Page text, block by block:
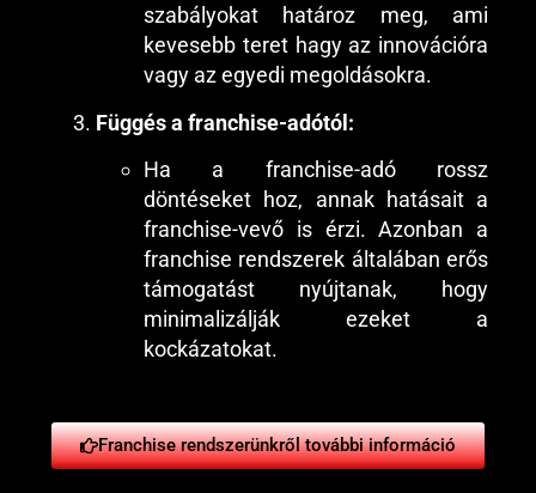
szabályokat határoz meg, ami
kevesebb teret hagy az innovációra
vagy az egyedi megoldásokra.
Függés a franchise-adótól:
Ha a franchise-adó rossz
döntéseket hoz, annak hatásait a
franchise-vevő is érzi. Azonban a
franchise rendszerek általában erős
támogatást nyújtanak, hogy
minimalizálják ezeket a
kockázatokat.
Franchise rendszerünkről további információ